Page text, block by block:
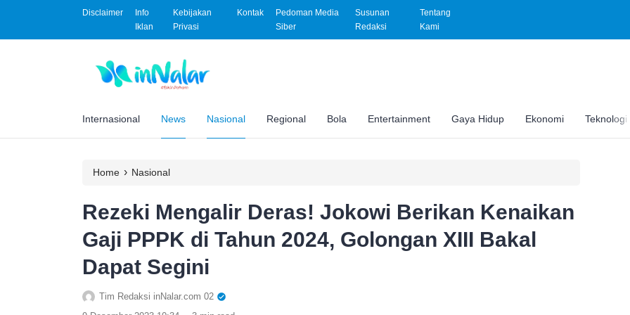
Disclaimer
Info
Iklan
Kebijakan
Privasi
Kontak
Pedoman Media
Siber
Susunan
Redaksi
Tentang
Kami
Internasional News Nasional Regional Bola Entertainment Gaya Hidup Ekonomi Teknologi
Home › Nasional
Rezeki Mengalir Deras! Jokowi Berikan Kenaikan
Gaji PPPK di Tahun 2024, Golongan XIII Bakal
Dapat Segini
Tim Redaksi inNalar.com 02